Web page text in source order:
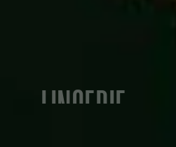
campagna natalizia di
sulla neve firmati da Britt